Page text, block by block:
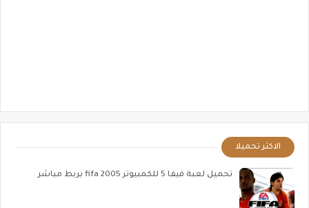
الاكثر تحميلا
تحميل لعبة فيفا 5 للكمبيوتر fifa 2005 بربط مباشر